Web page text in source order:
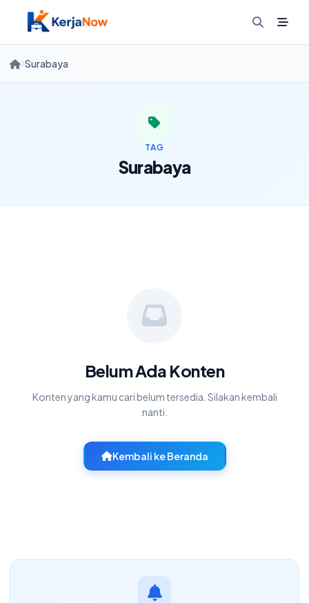
content
Surabaya
TAG
Surabaya
Belum Ada Konten
Konten yang kamu cari belum tersedia. Silakan kembali
nanti.
Kembali ke Beranda